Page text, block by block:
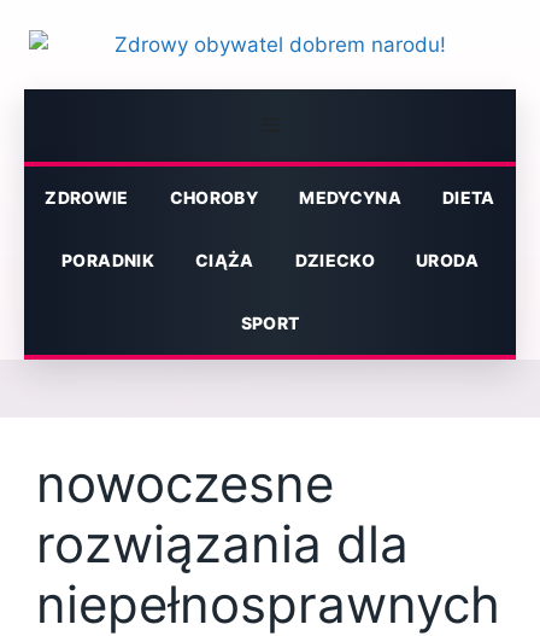
ZDROWIE CHOROBY MEDYCYNA DIETA
PORADNIK CIĄŻA DZIECKO URODA
SPORT
nowoczesne
rozwiązania dla
niepełnosprawnych